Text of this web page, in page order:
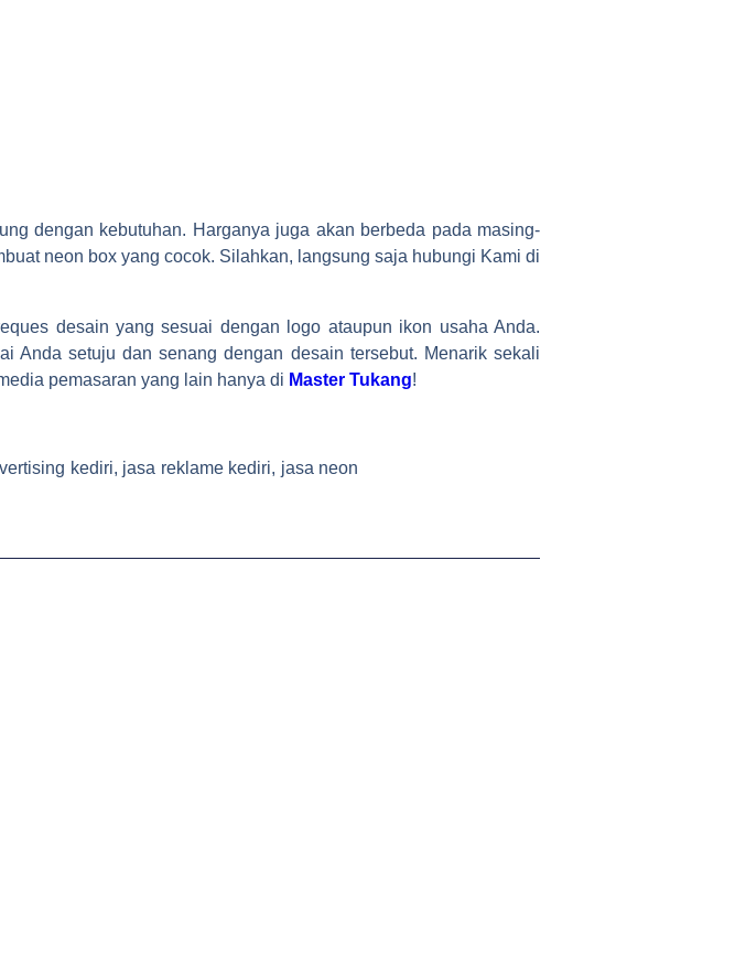
dengan kebutuhan. Harganya juga akan berbeda pada masing-
neon box yang cocok. Silahkan, langsung saja hubungi Kami di
desain yang sesuai dengan logo ataupun ikon usaha Anda.
Anda setuju dan senang dengan desain tersebut. Menarik sekali
pemasaran yang lain hanya di Master Tukang!